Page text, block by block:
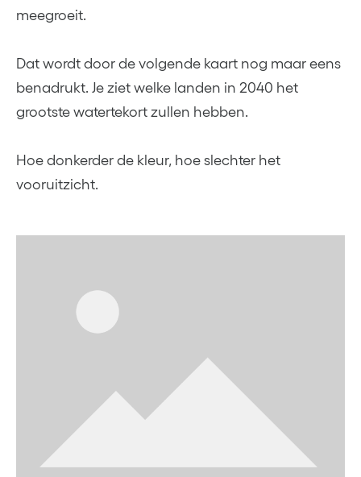
meegroeit.
Dat wordt door de volgende kaart nog maar eens
benadrukt. Je ziet welke landen in 2040 het
grootste watertekort zullen hebben.
Hoe donkerder de kleur, hoe slechter het
vooruitzicht.